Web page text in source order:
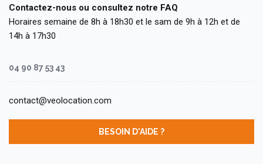
Contactez-nous ou consultez notre FAQ
Horaires semaine de 8h à 18h30 et le sam de 9h à 12h et de
14h à 17h30
04 90 87 53 43
contact@veolocation.com
BESOIN D'AIDE ?